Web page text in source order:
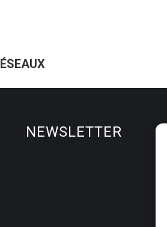
NEWSLETTER